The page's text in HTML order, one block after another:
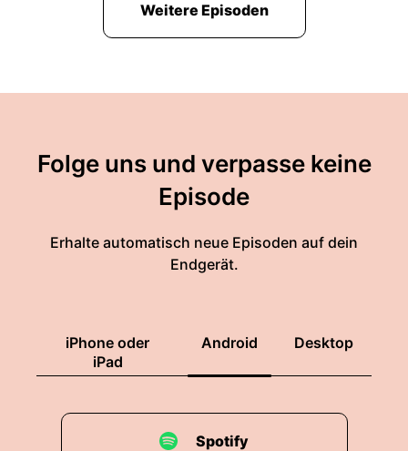
Weitere Episoden
Folge uns und verpasse keine
Episode
Erhalte automatisch neue Episoden auf dein
Endgerät.
iPhone oder
iPad
Android Desktop
Spotify